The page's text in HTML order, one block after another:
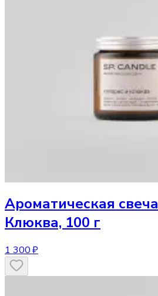
Ароматическая свеча
Клюква, 100 г
1 300 ₽